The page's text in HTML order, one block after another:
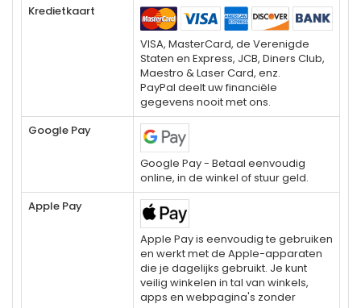
Kredietkaart
VISA, MasterCard, de Verenigde
Staten en Express, JCB, Diners Club,
Maestro & Laser Card, enz.
PayPal deelt uw financiële
gegevens nooit met ons.
Google Pay
Google Pay - Betaal eenvoudig
online, in de winkel of stuur geld.
Apple Pay
Apple Pay is eenvoudig te gebruiken
en werkt met de Apple-apparaten
die je dagelijks gebruikt. Je kunt
veilig winkelen in tal van winkels,
apps en webpagina's zonder